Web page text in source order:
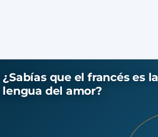
¿Sabías que el francés es la
lengua del amor?